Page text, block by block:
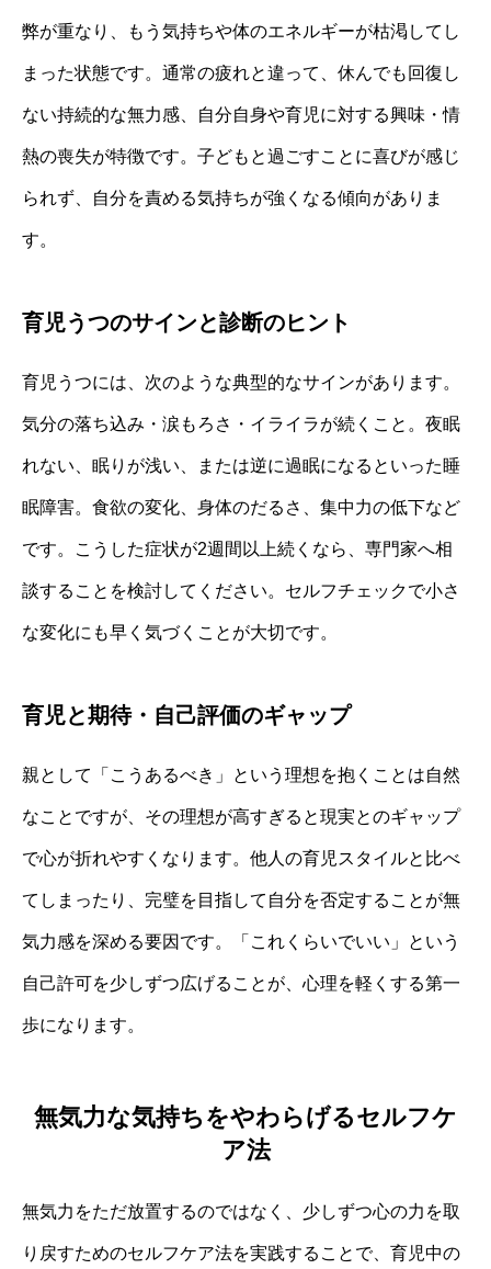
弊が重なり、もう気持ちや体のエネルギーが枯渇してし
まった状態です。通常の疲れと違って、休んでも回復し
ない持続的な無力感、自分自身や育児に対する興味・情
熱の喪失が特徴です。子どもと過ごすことに喜びが感じ
られず、自分を責める気持ちが強くなる傾向がありま
す。
育児うつのサインと診断のヒント
育児うつには、次のような典型的なサインがあります。
気分の落ち込み・涙もろさ・イライラが続くこと。夜眠
れない、眠りが浅い、または逆に過眠になるといった睡
眠障害。食欲の変化、身体のだるさ、集中力の低下など
です。こうした症状が2週間以上続くなら、専門家へ相
談することを検討してください。セルフチェックで小さ
な変化にも早く気づくことが大切です。
育児と期待・自己評価のギャップ
親として「こうあるべき」という理想を抱くことは自然
なことですが、その理想が高すぎると現実とのギャップ
で心が折れやすくなります。他人の育児スタイルと比べ
てしまったり、完璧を目指して自分を否定することが無
気力感を深める要因です。「これくらいでいい」という
自己許可を少しずつ広げることが、心理を軽くする第一
歩になります。
無気力な気持ちをやわらげるセルフケ
ア法
無気力をただ放置するのではなく、少しずつ心の力を取
り戻すためのセルフケア法を実践することで、育児中の